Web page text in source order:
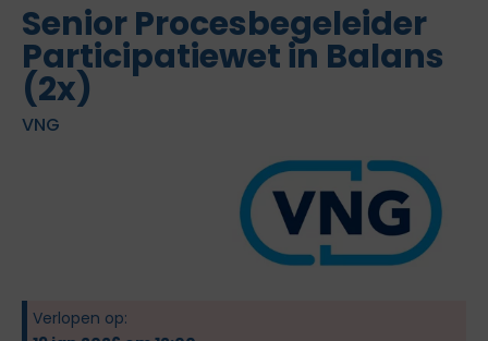
Senior Procesbegeleider
Participatiewet in Balans
(2x)
VNG
Verlopen op: